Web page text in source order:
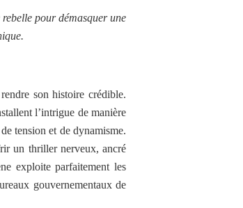
pour démasquer une
son histoire crédible.
l’intrigue de manière
tension et de dynamisme.
un thriller nerveux, ancré
exploite parfaitement les
gouvernementaux de